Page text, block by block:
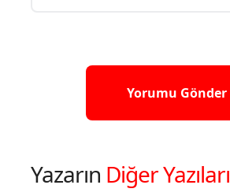
Yazarın Diğer Yazıları